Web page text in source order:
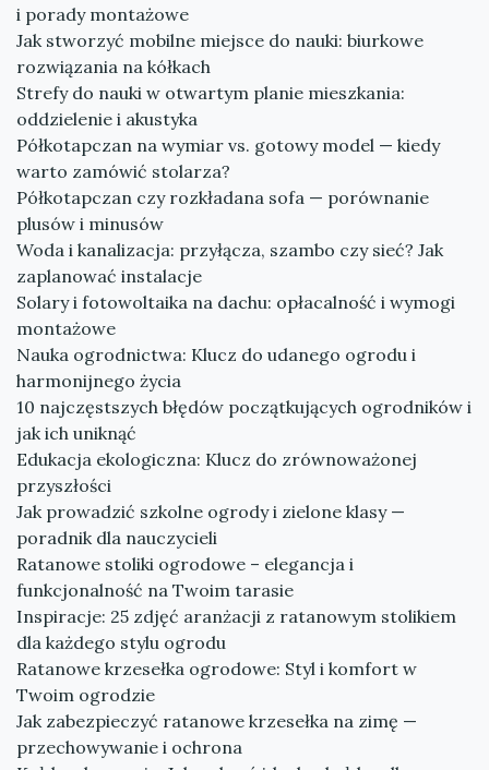
i porady montażowe
Jak stworzyć mobilne miejsce do nauki: biurkowe
rozwiązania na kółkach
Strefy do nauki w otwartym planie mieszkania:
oddzielenie i akustyka
Półkotapczan na wymiar vs. gotowy model — kiedy
warto zamówić stolarza?
Półkotapczan czy rozkładana sofa — porównanie
plusów i minusów
Woda i kanalizacja: przyłącza, szambo czy sieć? Jak
zaplanować instalacje
Solary i fotowoltaika na dachu: opłacalność i wymogi
montażowe
Nauka ogrodnictwa: Klucz do udanego ogrodu i
harmonijnego życia
10 najczęstszych błędów początkujących ogrodników i
jak ich uniknąć
Edukacja ekologiczna: Klucz do zrównoważonej
przyszłości
Jak prowadzić szkolne ogrody i zielone klasy —
poradnik dla nauczycieli
Ratanowe stoliki ogrodowe – elegancja i
funkcjonalność na Twoim tarasie
Inspiracje: 25 zdjęć aranżacji z ratanowym stolikiem
dla każdego stylu ogrodu
Ratanowe krzesełka ogrodowe: Styl i komfort w
Twoim ogrodzie
Jak zabezpieczyć ratanowe krzesełka na zimę —
przechowywanie i ochrona